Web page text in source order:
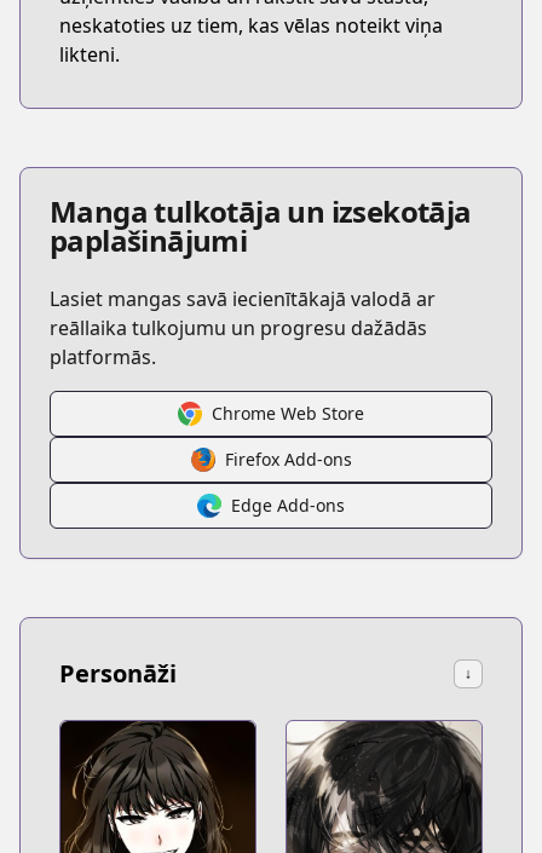
neskatoties uz tiem, kas vēlas noteikt viņa
likteni.
Manga tulkotāja un izsekotāja
paplašinājumi
Lasiet mangas savā iecienītākajā valodā ar
reāllaika tulkojumu un progresu dažādās
platformās.
Chrome Web Store
Firefox Add-ons
Edge Add-ons
Personāži ↓